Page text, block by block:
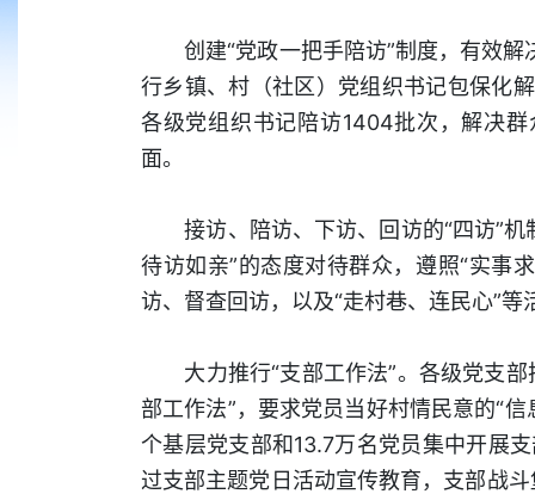
创建“党政一把手陪访”制度，有效解
行乡镇、村（社区）党组织书记包保化
各级党组织书记陪访1404批次，解决
面。
接访、陪访、下访、回访的“四访”机
待访如亲”的态度对待群众，遵照“实事
访、督查回访，以及“走村巷、连民心”
大力推行“支部工作法”。各级党支部
部工作法”，要求党员当好村情民意的“
个基层党支部和13.7万名党员集中开展
过支部主题党日活动宣传教育，支部战